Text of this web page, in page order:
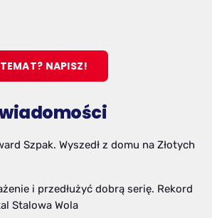
NAPISZ!
Szpak. Wyszedł z domu na Złotych
i przedłużyć dobrą serię. Rekord
Stalowa Wola